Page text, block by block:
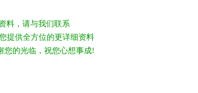
料，请与我们联系
提供全方位的更详细资料
您的光临，祝您心想事成!